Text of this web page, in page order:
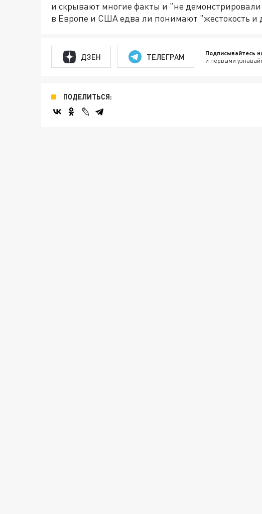
и скрывают многие факты и "не
в Европе и США едва ли понимают "жестокость и
ДЗЕН ТЕЛЕГРАМ Подписывайтесь
и первыми
ПОДЕЛИТЬСЯ: